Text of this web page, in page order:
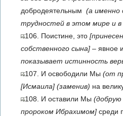
добродеятельным (а именно
трудностей в этом мире и в
106. Поистине, это
собственного сына] – явное
показывает истинность
107. И освободили Мы (от
[Исмаила] (заменив) на
108. И оставили Мы (добрую
пророком Ибрахимом] среди